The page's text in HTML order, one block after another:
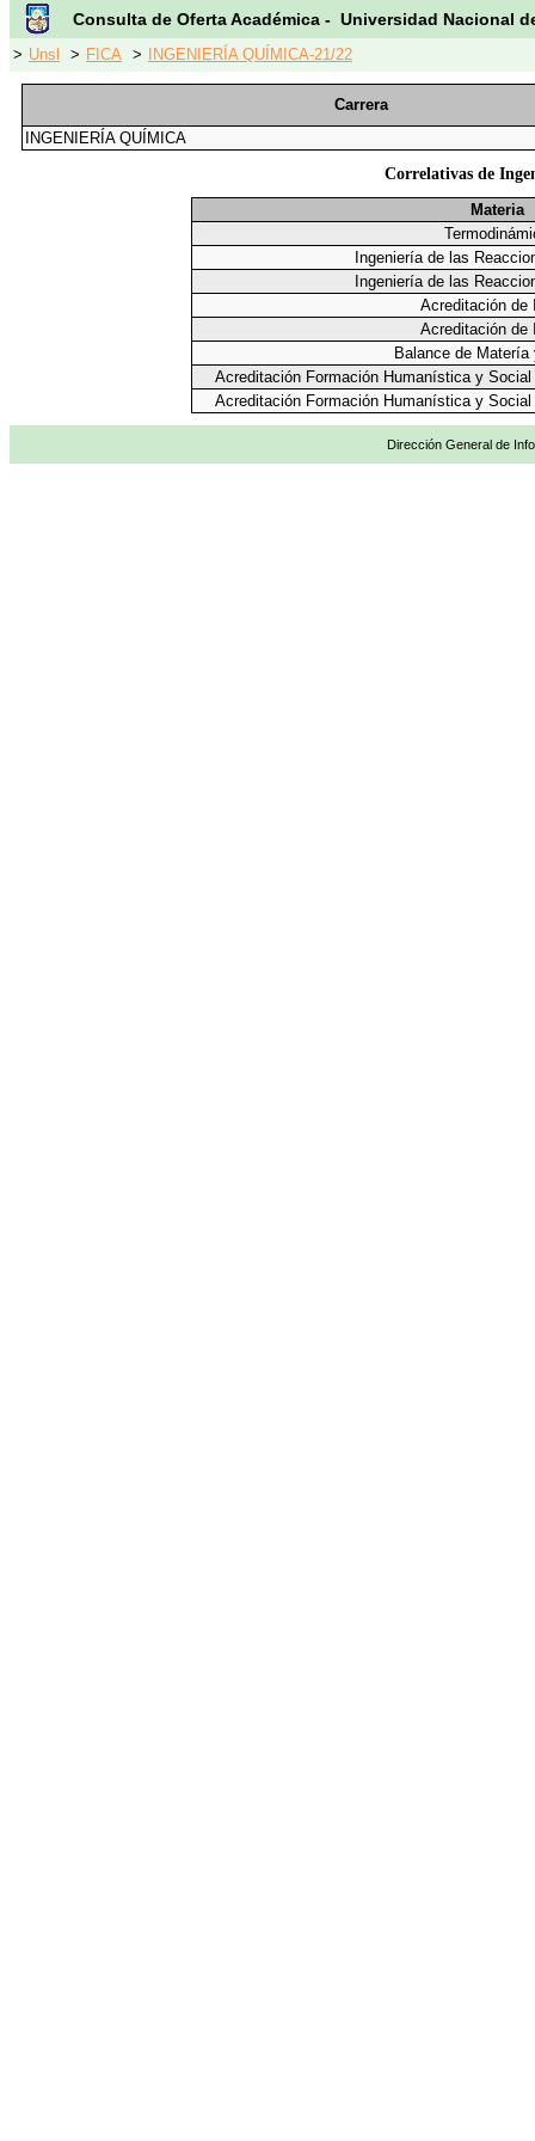
Consulta de Oferta Académica - Universidad Nacional
> Unsl > FICA > INGENIERÍA QUÍMICA-21/22
Carrera
INGENIERÍA QUÍMICA
Correlativas de
Materia
Ingeniería de las
Ingeniería de las
Acreditación de
Acreditación de
Balance de Matería
Acreditación Formación Humanística y
Acreditación Formación Humanística y
Dirección General de